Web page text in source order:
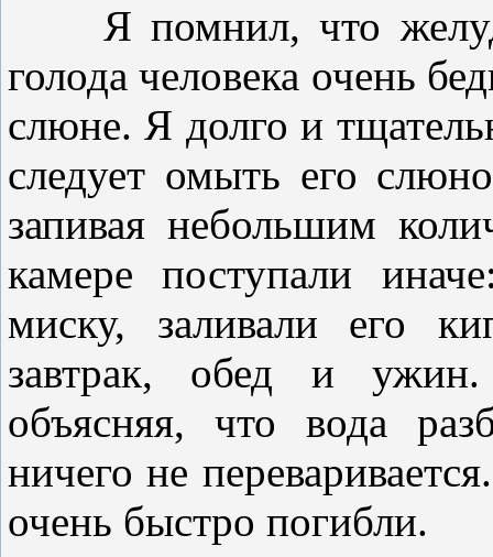
Я помнил, что
голода человека очень
слюне. Я долго и
следует омыть его
запивая небольшим
камере поступали
миску, заливали его
завтрак, обед и
объясняя, что вода
ничего не
очень быстро погибли.